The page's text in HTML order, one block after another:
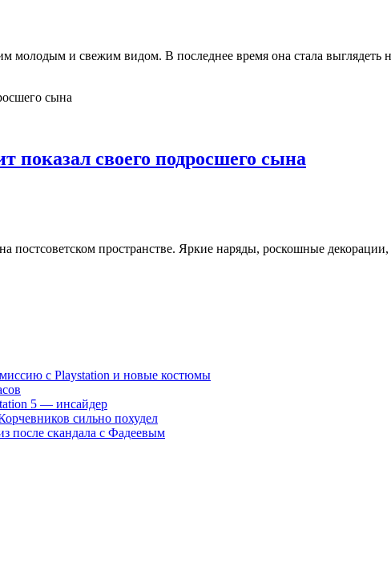
молодым и свежим видом. В последнее время она стала выглядеть
своего подросшего сына
постсоветском пространстве. Яркие наряды, роскошные
с Playstation и новые костюмы
5 — инсайдер
сильно похудел
после скандала с Фадеевым